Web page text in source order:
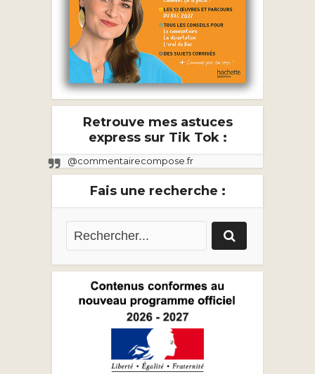
Retrouve mes astuces
express sur Tik Tok :
@commentairecompose.fr
Fais une recherche :